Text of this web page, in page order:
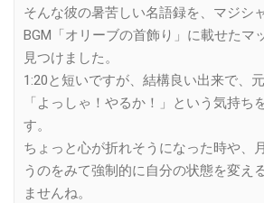
そんな彼の暑苦しい名語録を、マジシ
BGM「オリーブの首飾り」に載せたマ
見つけました。
1:20と短いですが、結構良い出来で、
「よっしゃ！やるか！」という気持ち
す。
ちょっと心が折れそうになった時や、
うのをみて強制的に自分の状態を変え
ませんね。